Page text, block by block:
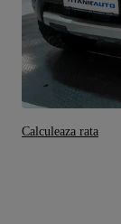
Calculeaza rata